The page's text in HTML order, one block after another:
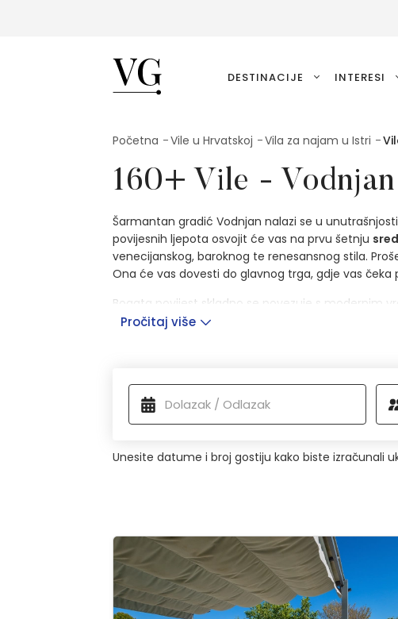
VillasGuide
DESTINACIJE INTERESI
Početna Vile u Hrvatskoj Vila za najam u Istri
160+ Vile - Vodnjan
Šarmantan gradić Vodnjan nalazi se u
povijesnih ljepota osvojit će vas na prvu šetnju
venecijanskog, baroknog te renesansnog stila.
Ona će vas dovesti do glavnog trga, gdje vas
Bogata povijest skladno se povezuje s modernim
festivalima ukrašavaju fasade kuća po cijelom
Pročitaj više
Dostupni smještaj
Unesite datume i broj gostiju kako biste izračunali
House Silvano - Cozy Retreat for two